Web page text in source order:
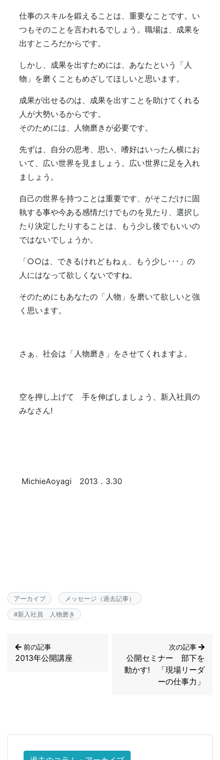
仕事のスキルを鍛えることは、重要なことです。い
つもそのことを言われるでしょう。職場は、成果を
出すところだからです。
しかし、成果を出すためには、あなたという「人
物」を磨くこともめざしてほしいと思います。
成果が出せるのは、成果を出すことを助けてくれる
人が大勢いるからです。
そのためには、人物磨きが必要です。
先ずは、自分の思考、思い、嗜好はいったん横にお
いて、広い世界を見ましょう。広い世界に足を入れ
ましょう。
自己の世界を持つことは重要です、がそこだけに固
執する事や今ある感情だけでものを見たり、選択し
たり決定したりすることは、もう少し後でもいいの
ではないでしょうか。
「○○は、できるけれどもねぇ、もう少し･･･」の
人にはなって欲しくないですね。
そのためにもあなたの「人物」を磨いて欲しいと強
く思います。
さぁ、社会は「人物磨き」をさせてくれますよ。
空を押し上げて 手を伸ばしましょう、新入社員の
みなさん!
MichieAoyagi 2013．3.30
アーカイブ メッセージ（過去記事）
#新入社員 人物磨き
前の記事
2013年公開講座
次の記事
公開セミナー 部下を
動かす! 「現場リーダ
ーの仕事力」